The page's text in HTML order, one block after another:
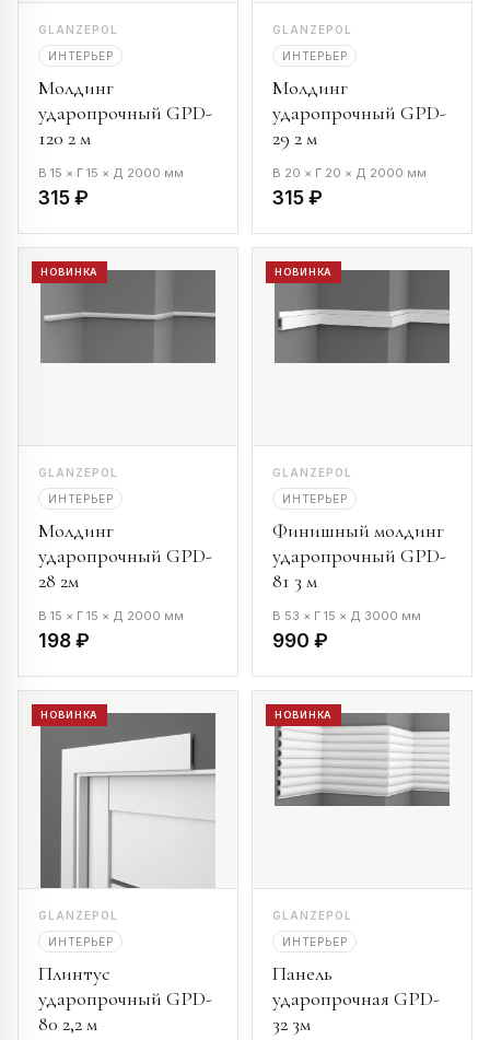
GLANZEPOL
ИНТЕРЬЕР
Молдинг
ударопрочный GPD-
120 2 м
В 15 × Г 15 × Д 2000 мм
315 ₽
GLANZEPOL
ИНТЕРЬЕР
Молдинг
ударопрочный GPD-
29 2 м
В 20 × Г 20 × Д 2000 мм
315 ₽
НОВИНКА
GLANZEPOL
ИНТЕРЬЕР
Молдинг
ударопрочный GPD-
28 2м
В 15 × Г 15 × Д 2000 мм
198 ₽
НОВИНКА
GLANZEPOL
ИНТЕРЬЕР
Финишный молдинг
ударопрочный GPD-
81 3 м
В 53 × Г 15 × Д 3000 мм
990 ₽
НОВИНКА
GLANZEPOL
ИНТЕРЬЕР
Плинтус
ударопрочный GPD-
80 2,2 м
НОВИНКА
GLANZEPOL
ИНТЕРЬЕР
Панель
ударопрочная GPD-
32 3м